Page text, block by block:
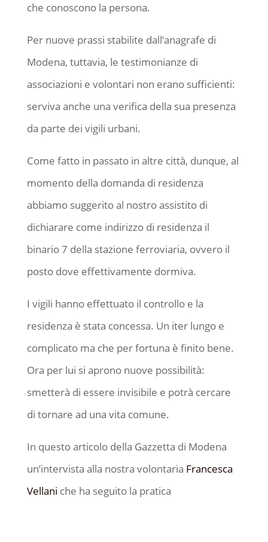
che conoscono la persona.
Per nuove prassi stabilite dall’anagrafe di
Modena, tuttavia, le testimonianze di
associazioni e volontari non erano sufficienti:
serviva anche una verifica della sua presenza
da parte dei vigili urbani.
Come fatto in passato in altre città, dunque, al
momento della domanda di residenza
abbiamo suggerito al nostro assistito di
dichiarare come indirizzo di residenza il
binario 7 della stazione ferroviaria, ovvero il
posto dove effettivamente dormiva.
I vigili hanno effettuato il controllo e la
residenza è stata concessa. Un iter lungo e
complicato ma che per fortuna è finito bene.
Ora per lui si aprono nuove possibilità:
smetterà di essere invisibile e potrà cercare
di tornare ad una vita comune.
In questo articolo della Gazzetta di Modena
un’intervista alla nostra volontaria Francesca
Vellani che ha seguito la pratica